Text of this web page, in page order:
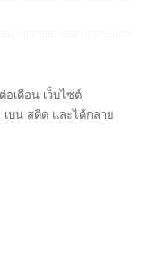
เดือน เว็บไซต์
เบน สตีด และได้กลาย